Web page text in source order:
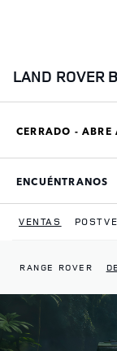
LAND ROVER
CERRADO -
ENCUÉNTRANOS
LINK OPENS IN
VENTAS
RANGE ROVER
Return to Nav